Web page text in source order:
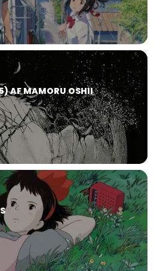
AF MAMORU OSHII